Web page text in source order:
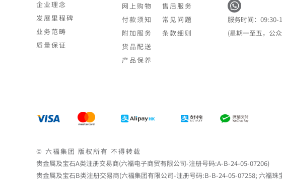
企业理念
发展里程碑
业务范畴
质量保证
网上购物
付款须知
附加服务
货品配送
产品保养
售后服务
常见问题
条款细则
服务时间：09:30-
(星期一至五，公
© 六福集团 版权所有 不得转载
贵金属及宝石A类注册交易商(六福电子商贸有限公司-注册号码:A-B-24-05-07206)
贵金属及宝石B类注册交易商(六福集团有限公司-注册号码:B-B-24-05-07258; 六福